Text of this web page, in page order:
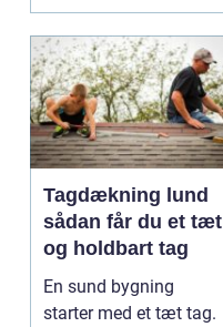
Tagdækning lund
sådan får du et tæt
og holdbart tag
En sund bygning
starter med et tæt tag.